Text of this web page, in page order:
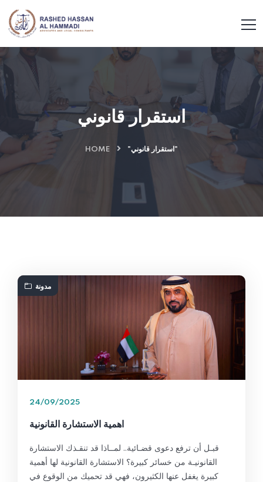
استقرار قانوني
HOME "استقرار قانوني"
مدونة
24/09/2025
اهمية الاستشارة القانونية
قبـل أن ترفع دعوى قضـائية.. لمــاذا قد تنقـذك الاستشارة
القانونيـة من خسائر كبيرة؟ الاستشارة القانونية لها أهمية
كبيرة يغفل عنها الكثيرون، فهي قد تحميك من الوقوع في